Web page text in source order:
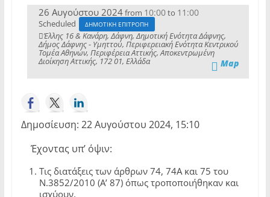
26 Αυγούστου 2024from 10:00to 11:00
Scheduled ΔΗΜΟΤΙΚΗ ΕΠΙΤΡΟΠΗ
Έλλης 16 & Κανάρη, Δάφνη, Δημοτική Ενότητα Δάφνης,
Δήμος Δάφνης - Υμηττού, Περιφερειακή Ενότητα Κεντρικού
Τομέα Αθηνών, Περιφέρεια Αττικής, Αποκεντρωμένη
Διοίκηση Αττικής, 172 01, Ελλάδα Map
Δημοσίευση: 22 Αυγούστου 2024, 15:10
Έχοντας υπ’ όψιν:
Τις διατάξεις των άρθρων 74, 74Α και 75 του
Ν.3852/2010 (Α’ 87) όπως τροποποιήθηκαν και
ισχύουν,